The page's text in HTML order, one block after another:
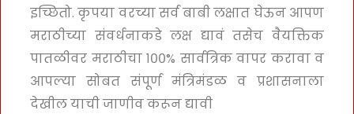
इच्छितो. कृपया वरच्या सर्व बाबी लक्षात घेऊन आपण
मराठीच्या संवर्धनाकडे लक्ष द्यावं तसेच वैयक्तिक
पातळीवर मराठीचा १००% सार्वत्रिक वापर करावा व
आपल्या सोबत संपूर्ण मंत्रिमंडळ व प्रशासनाला
देखील याची जाणीव करून द्यावी